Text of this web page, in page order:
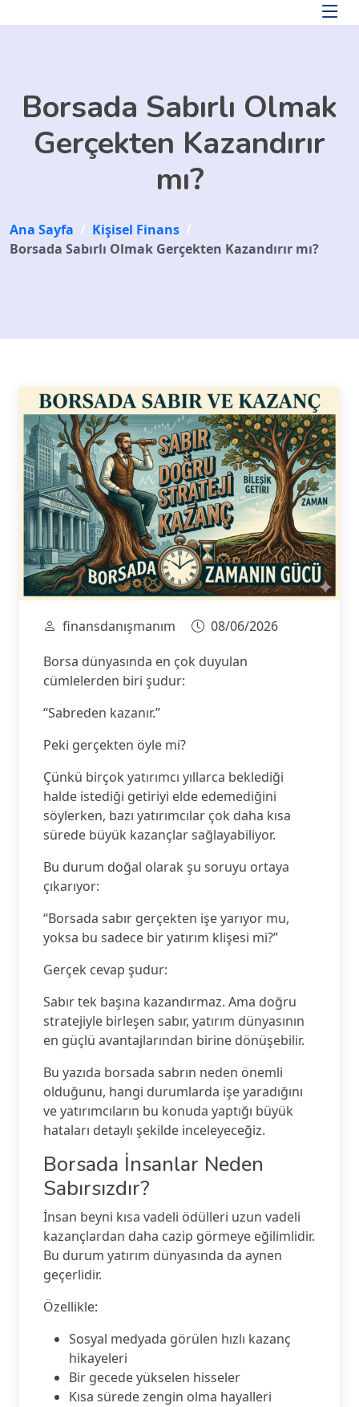
Borsada Sabırlı Olmak
Gerçekten Kazandırır
mı?
Ana Sayfa / Kişisel Finans /
Borsada Sabırlı Olmak Gerçekten Kazandırır mı?
finansdanışmanım
08/06/2026
Borsa dünyasında en çok duyulan
cümlelerden biri şudur:
“Sabreden kazanır.”
Peki gerçekten öyle mi?
Çünkü birçok yatırımcı yıllarca beklediği
halde istediği getiriyi elde edemediğini
söylerken, bazı yatırımcılar çok daha kısa
sürede büyük kazançlar sağlayabiliyor.
Bu durum doğal olarak şu soruyu ortaya
çıkarıyor:
“Borsada sabır gerçekten işe yarıyor mu,
yoksa bu sadece bir yatırım klişesi mi?”
Gerçek cevap şudur:
Sabır tek başına kazandırmaz. Ama doğru
stratejiyle birleşen sabır, yatırım dünyasının
en güçlü avantajlarından birine dönüşebilir.
Bu yazıda borsada sabrın neden önemli
olduğunu, hangi durumlarda işe yaradığını
ve yatırımcıların bu konuda yaptığı büyük
hataları detaylı şekilde inceleyeceğiz.
Borsada İnsanlar Neden
Sabırsızdır?
İnsan beyni kısa vadeli ödülleri uzun vadeli
kazançlardan daha cazip görmeye eğilimlidir.
Bu durum yatırım dünyasında da aynen
geçerlidir.
Özellikle:
Sosyal medyada görülen hızlı kazanç
hikayeleri
Bir gecede yükselen hisseler
Kısa sürede zengin olma hayalleri